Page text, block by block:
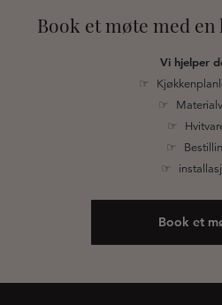
Book et møte med
Vi hjelper
☞
☞
☞
☞
☞
Book et